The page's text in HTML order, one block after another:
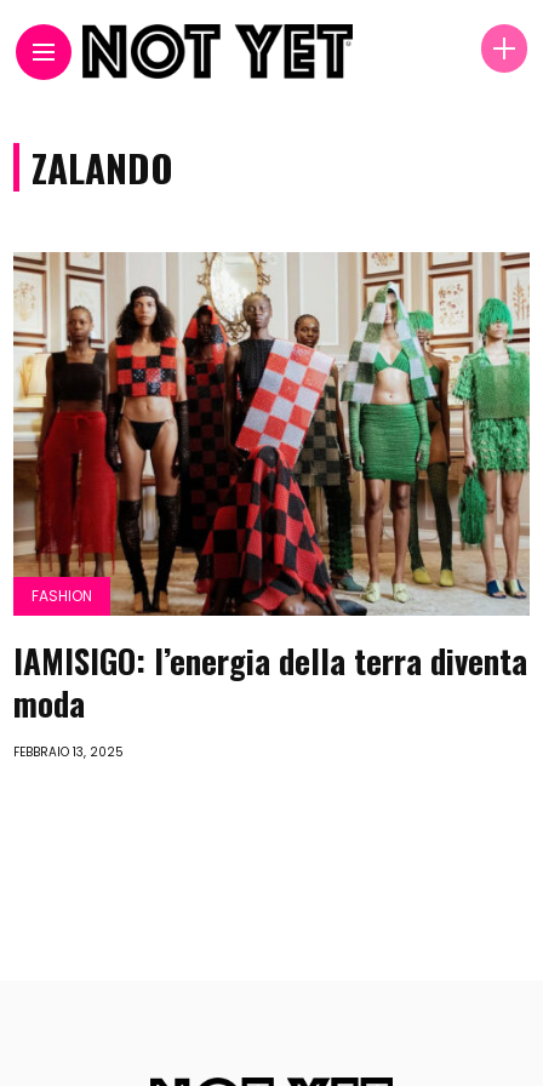
ZALANDO
FASHION
IAMISIGO: l’energia della terra diventa
moda
FEBBRAIO 13, 2025